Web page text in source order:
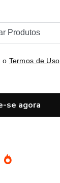
Produtos
o Termos de Uso
se agora